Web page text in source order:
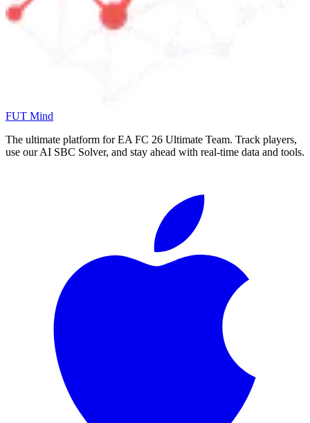
FUT Mind
The ultimate platform for EA FC 26 Ultimate Team. Track players,
use our AI SBC Solver, and stay ahead with real-time data and tools.